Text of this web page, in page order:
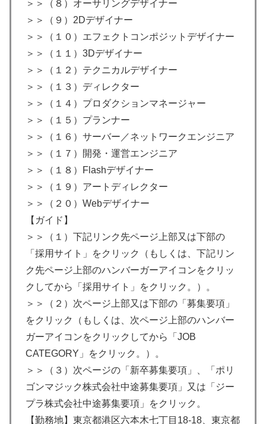
＞＞（８）オーサリングデザイナー
＞＞（９）2Dデザイナー
＞＞（１０）エフェクトコンポジットデザイナー
＞＞（１１）3Dデザイナー
＞＞（１２）テクニカルデザイナー
＞＞（１３）ディレクター
＞＞（１４）プロダクションマネージャー
＞＞（１５）プランナー
＞＞（１６）サーバー／ネットワークエンジニア
＞＞（１７）開発・運営エンジニア
＞＞（１８）Flashデザイナー
＞＞（１９）アートディレクター
＞＞（２０）Webデザイナー
【ガイド】
＞＞（１）下記リンク先ページ上部又は下部の
「採用サイト」をクリック（もしくは、下記リン
ク先ページ上部のハンバーガーアイコンをクリッ
クしてから「採用サイト」をクリック。）。
＞＞（２）次ページ上部又は下部の「募集要項」
をクリック（もしくは、次ページ上部のハンバー
ガーアイコンをクリックしてから「JOB
CATEGORY」をクリック。）。
＞＞（３）次ページの「新卒募集要項」、「ポリ
ゴンマジック株式会社中途募集要項」又は「ジー
プラ株式会社中途募集要項」をクリック。
【勤務地】東京都港区六本木七丁目18-18、東京都